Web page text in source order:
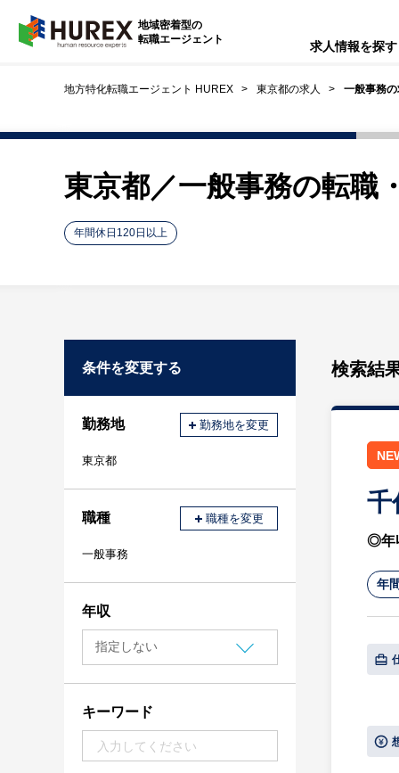
HUREX
地域密着型の
転職エージェント
求人情報を探す
地方特化転職エージェント HUREX 東京都の求人 一般事務
東京都／一般事務の転職
年間休日120日以上
検索結
千
◎年
年
条件を変更する
勤務地 勤務地を変更
東京都
職種 職種を変更
一般事務
年収
キーワード